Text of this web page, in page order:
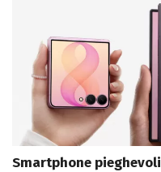
Smartphone pieghevoli